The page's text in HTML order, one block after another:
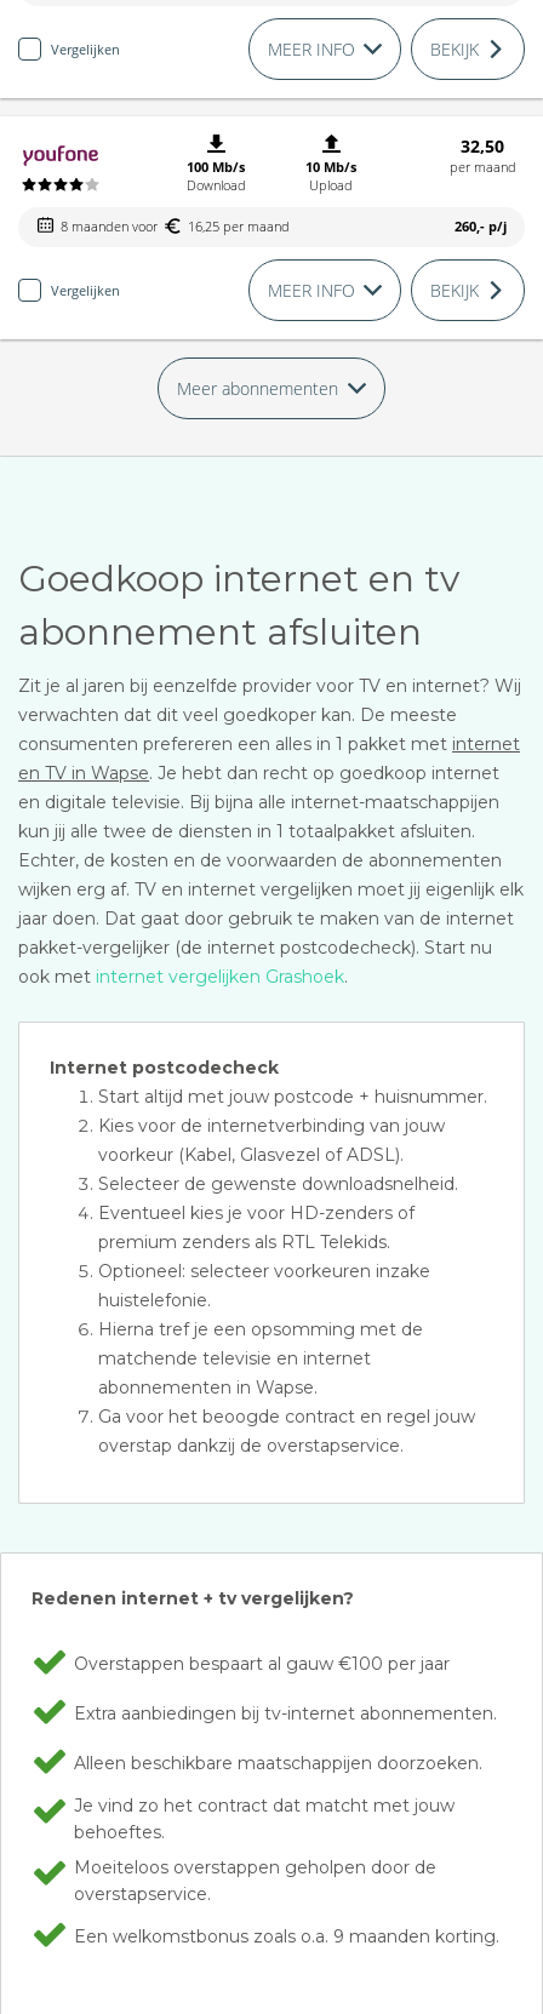
Vergelijken MEER INFO BEKIJK
100 Mb/s
Download
10 Mb/s
Upload
32,50
per maand
8 maanden voor 16,25 per maand 260,- p/j
Vergelijken MEER INFO BEKIJK
Meer abonnementen
Goedkoop internet en tv
abonnement afsluiten
Zit je al jaren bij eenzelfde provider voor TV en internet? Wij
verwachten dat dit veel goedkoper kan. De meeste
consumenten prefereren een alles in 1 pakket met internet
en TV in Wapse. Je hebt dan recht op goedkoop internet
en digitale televisie. Bij bijna alle internet-maatschappijen
kun jij alle twee de diensten in 1 totaalpakket afsluiten.
Echter, de kosten en de voorwaarden de abonnementen
wijken erg af. TV en internet vergelijken moet jij eigenlijk elk
jaar doen. Dat gaat door gebruik te maken van de internet
pakket-vergelijker (de internet postcodecheck). Start nu
ook met internet vergelijken Grashoek.
Internet postcodecheck
Start altijd met jouw postcode + huisnummer.
Kies voor de internetverbinding van jouw
voorkeur (Kabel, Glasvezel of ADSL).
Selecteer de gewenste downloadsnelheid.
Eventueel kies je voor HD-zenders of
premium zenders als RTL Telekids.
Optioneel: selecteer voorkeuren inzake
huistelefonie.
Hierna tref je een opsomming met de
matchende televisie en internet
abonnementen in Wapse.
Ga voor het beoogde contract en regel jouw
overstap dankzij de overstapservice.
Redenen internet + tv vergelijken?
Overstappen bespaart al gauw €100 per jaar
Extra aanbiedingen bij tv-internet abonnementen.
Alleen beschikbare maatschappijen doorzoeken.
Je vind zo het contract dat matcht met jouw
behoeftes.
Moeiteloos overstappen geholpen door de
overstapservice.
Een welkomstbonus zoals o.a. 9 maanden korting.